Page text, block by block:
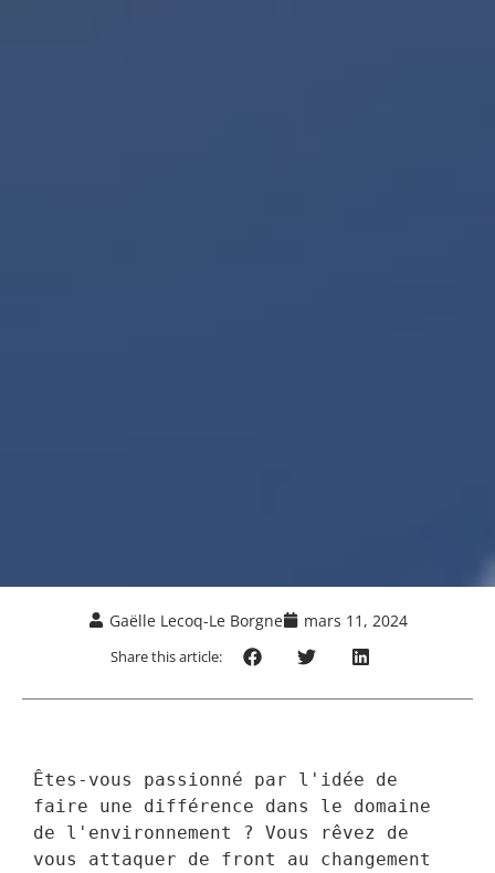
Gaëlle Lecoq-Le Borgne mars 11, 2024
Share this article:
Êtes-vous passionné par l'idée de
faire une différence dans le domaine
de l'environnement ? Vous rêvez de
vous attaquer de front au changement